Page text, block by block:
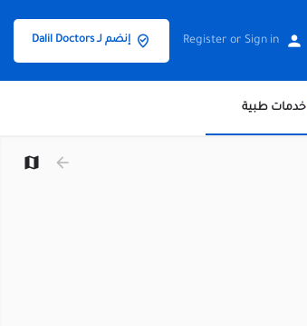
Sign in
or
Register إنضم لـ Dalil Doctors
خدمات طبية